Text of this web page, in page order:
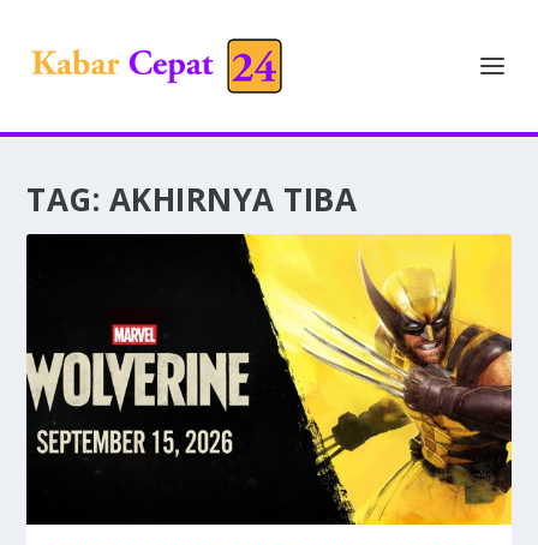
TAG: AKHIRNYA TIBA